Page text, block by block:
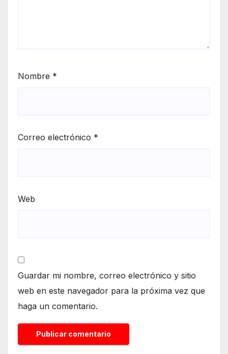
Nombre *
Correo electrónico *
Web
Guardar mi nombre, correo electrónico y sitio
web en este navegador para la próxima vez que
haga un comentario.